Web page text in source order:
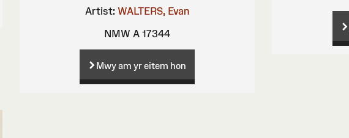
Artist: WALTERS, Evan
NMW A 17344
Mwy am yr eitem hon